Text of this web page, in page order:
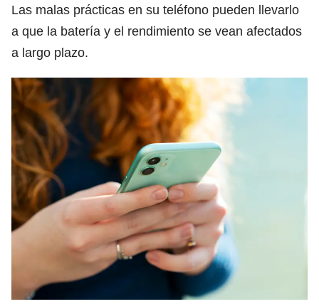
Las malas prácticas en su teléfono pueden llevarlo
a que la batería y el rendimiento se vean afectados
a largo plazo.